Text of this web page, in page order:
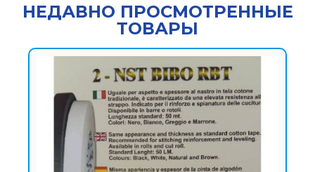
НЕДАВНО ПРОСМОТРЕННЫЕ
ТОВАРЫ